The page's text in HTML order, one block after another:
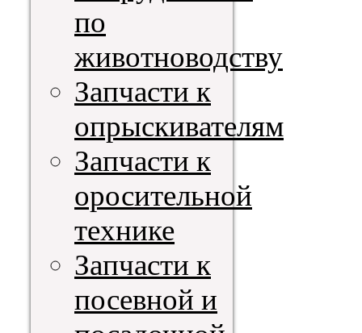
по
животноводству
Запчасти к
опрыскивателям
Запчасти к
оросительной
технике
Запчасти к
посевной и